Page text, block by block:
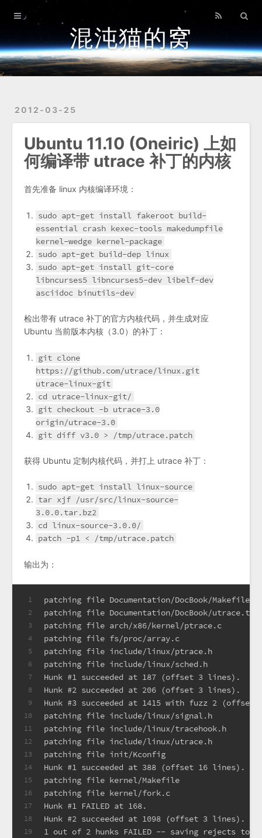
混沌猫的窝
2012-03-25
Ubuntu 11.10 (Oneiric) 上如
何编译带 utrace 补丁的内核
首先准备 linux 内核编译环境：
sudo apt-get install fakeroot build-
essential crash kexec-tools makedumpfile
kernel-wedge kernel-package
sudo apt-get build-dep linux
sudo apt-get install git-core
libncurses5 libncurses5-dev libelf-dev
asciidoc binutils-dev
检出带有 utrace 补丁的官方内核代码，并生成对应
Ubuntu 当前版本内核（3.0）的补丁：
git clone
https://github.com/utrace/linux.git
utrace-linux-git
cd utrace-linux-git/
git checkout -b utrace-3.0
origin/utrace-3.0
git diff v3.0 > /tmp/utrace.patch
获得 Ubuntu 定制内核代码，并打上 utrace 补丁：
sudo apt-get install linux-source
tar xjf /usr/src/linux-source-
3.0.0.tar.bz2
cd linux-source-3.0.0/
patch -p1 < /tmp/utrace.patch
输出为：
1
2
3
4
5
6
7
8
9
10
11
12
13
14
15
16
17
18
19
patching file Documentation/DocBook/Makefile
patching file Documentation/DocBook/
patching file arch/x86/kernel/ptrace.c
patching file fs/proc/array.c
patching file include/linux/ptrace.h
patching file include/linux/sched.h
Hunk #1 succeeded at 187 (offset 3 lines).
Hunk #2 succeeded at 206 (offset 3 lines).
Hunk #3 succeeded at 1415 with fuzz 2
patching file include/linux/signal.h
patching file include/linux/tracehook.h
patching file include/linux/utrace.h
patching file init/Kconfig
Hunk #1 succeeded at 388 (offset 16 lines).
patching file kernel/Makefile
patching file kernel/fork.c
Hunk #1 FAILED at 168.
Hunk #2 succeeded at 1098 (offset 3 lines).
1 out of 2 hunks FAILED -- saving rejects
首页
归档
关于